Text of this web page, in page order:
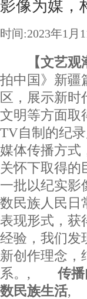
影像为媒，
时间:2023年1月
【文艺观
拍中国》新疆
区，展示新时
文明等方面取
TV自制的纪
媒体传播方式
关怀下取得的
一批以纪实影
数民族人民日
表现形式，获
经验，我们发
新创作理念，
系。, 传
数民族生活,